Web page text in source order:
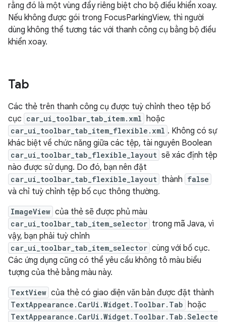
rằng đó là một vùng đẩy riêng biệt cho bộ điều khiển xoay.
Nếu không được gói trong FocusParkingView, thì người
dùng không thể tương tác với thanh công cụ bằng bộ điều
khiển xoay.
Tab
Các thẻ trên thanh công cụ được tuỳ chỉnh theo tệp bố
cục car_ui_toolbar_tab_item.xml hoặc
car_ui_toolbar_tab_item_flexible.xml . Không có sự
khác biệt về chức năng giữa các tệp, tài nguyên Boolean
car_ui_toolbar_tab_flexible_layout sẽ xác định tệp
nào được sử dụng. Do đó, bạn nên đặt
car_ui_toolbar_tab_flexible_layout thành false
và chỉ tuỳ chỉnh tệp bố cục thông thường.
ImageView của thẻ sẽ được phủ màu
car_ui_toolbar_tab_item_selector trong mã Java, vì
vậy, bạn phải tuỳ chỉnh
car_ui_toolbar_tab_item_selector cùng với bố cục.
Các ứng dụng cũng có thể yêu cầu không tô màu biểu
tượng của thẻ bằng màu này.
TextView của thẻ có giao diện văn bản được đặt thành
TextAppearance.CarUi.Widget.Toolbar.Tab hoặc
TextAppearance.CarUi.Widget.Toolbar.Tab.Selecte